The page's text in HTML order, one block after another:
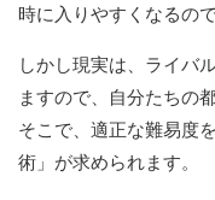
時に入りやすくなるので
しかし現実は、ライバ
ますので、自分たちの
そこで、適正な難易度
術」が求められます。